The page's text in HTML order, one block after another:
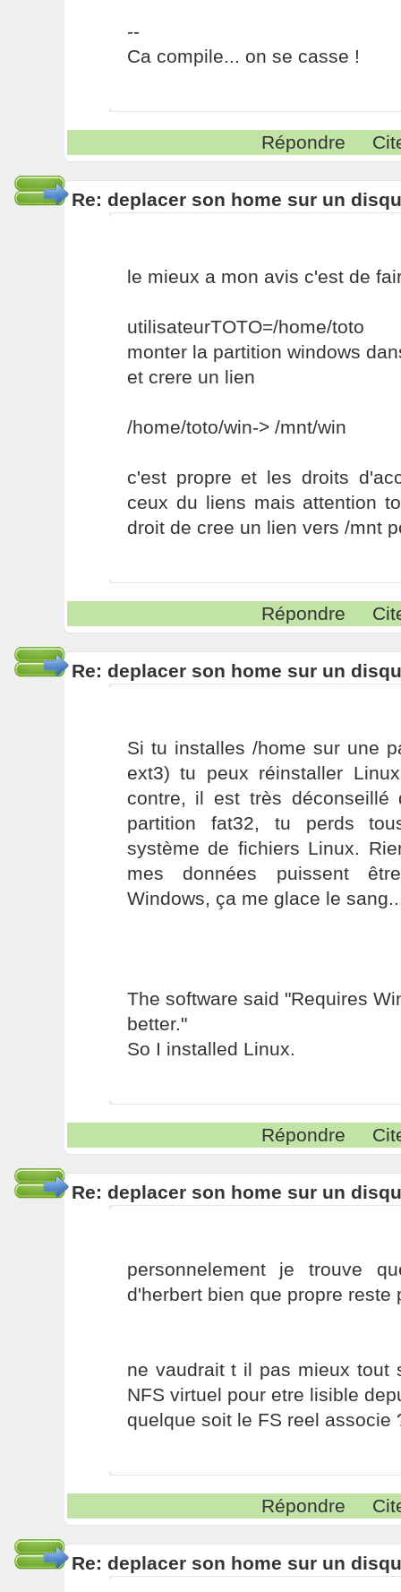
--
Ca compile... on se casse !
Répondre
Re: deplacer son home sur un
le mieux a mon avis c'est de
utilisateurTOTO=/home/toto
monter la partition windows
et crere un lien
/home/toto/win-> /mnt/win
c'est propre et les droits
ceux du liens mais attention
droit de cree un lien vers /mnt
Répondre
Re: deplacer son home sur un
Si tu installes /home sur une
ext3) tu peux réinstaller
contre, il est très
partition fat32, tu perds
système de fichiers Linux.
mes données puissent
Windows, ça me glace le
The software said "Requires
better."
So I installed Linux.
Répondre
Re: deplacer son home sur un
personnelement je trouve
d'herbert bien que propre reste
ne vaudrait t il pas mieux tout
NFS virtuel pour etre lisible
quelque soit le FS reel associe
Répondre
Re: deplacer son home sur un